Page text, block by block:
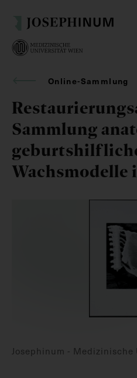
Online-Sammlung
Sammlung
Wachsmodelle
Josephinum - Medizinische